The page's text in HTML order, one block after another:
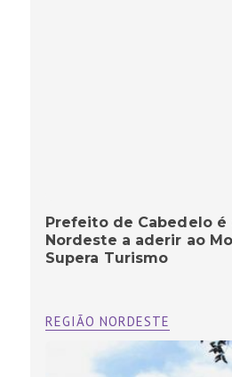
Prefeito de Cabedelo
Nordeste a aderir ao
Supera Turismo
REGIÃO NORDESTE